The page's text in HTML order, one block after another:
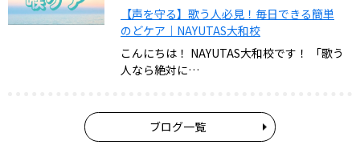
【声を守る】歌う人必見！毎日できる簡単
のどケア｜NAYUTAS大和校
こんにちは！ NAYUTAS大和校です！ 「歌う
人なら絶対に…
ブログ一覧